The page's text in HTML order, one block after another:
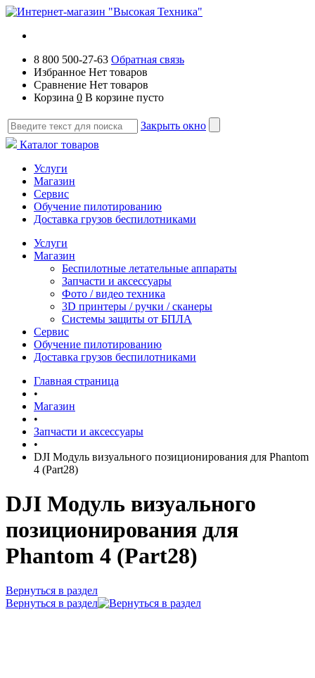
8 800 500-27-63 Обратная связь
Избранное Нет товаров
Сравнение Нет товаров
Корзина 0 В корзине пусто
Закрыть окно
Каталог товаров
Услуги
Магазин
Сервис
Обучение пилотированию
Доставка грузов беспилотниками
Услуги
Магазин
Беспилотные летательные аппараты
Запчасти и аксессуары
Фото / видео техника
3D принтеры / ручки / сканеры
Системы защиты от БПЛА
Сервис
Обучение пилотированию
Доставка грузов беспилотниками
Главная страница
•
Магазин
•
Запчасти и аксессуары
•
DJI Модуль визуального позиционирования для Phantom
4 (Part28)
DJI Модуль визуального
позиционирования для
Phantom 4 (Part28)
Вернуться в раздел
Вернуться в раздел